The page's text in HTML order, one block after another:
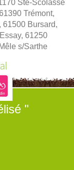
Ste-Scolasse
Trémont,
61500 Bursard,
61250
s/Sarthe
"